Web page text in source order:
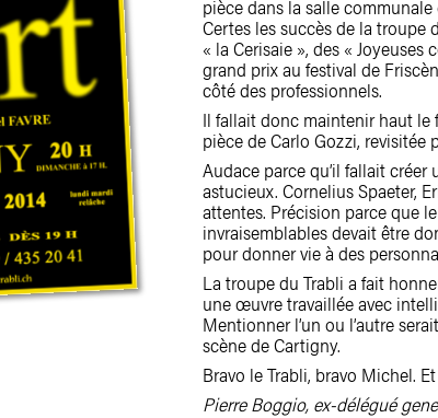
pièce dans la salle
Certes les succès de la troupe
« la Cerisaie », des «
grand prix au festival de
côté des professionnels.
Il fallait donc maintenir haut le
pièce de Carlo Gozzi,
Audace parce qu’il fallait
astucieux. Cornelius Spaeter,
attentes. Précision parce que
invraisemblables devait être
pour donner vie à des
La troupe du Trabli a fait
une œuvre travaillée avec
Mentionner l’un ou l’autre
scène de Cartigny.
Bravo le Trabli, bravo Michel.
Pierre Boggio, ex-délégué